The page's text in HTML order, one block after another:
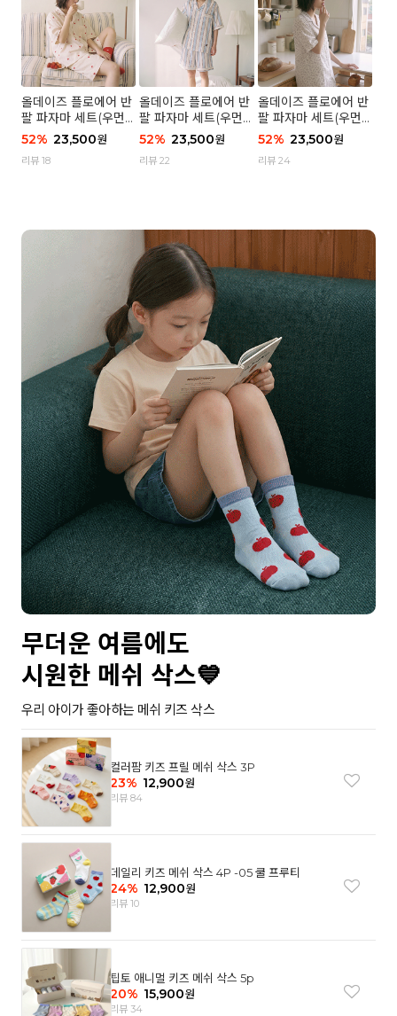
올데이즈 플로에어 반
팔 파자마 세트(우먼)
- 04 하트 컨페티
52% 23,500원
리뷰 18
올데이즈 플로에어 반
팔 파자마 세트(우먼)
- 03 브리즈 스트라이
52% 23,500원
리뷰 22
올데이즈 플로에어 반
팔 파자마 세트(우먼)
- 01 포슬 가든
52% 23,500원
리뷰 24
무더운 여름에도
시원한 메쉬 삭스💙
우리 아이가 좋아하는 메쉬 키즈 삭스
컬러팜 키즈 프릴 메쉬 삭스 3P
23% 12,900원
리뷰 84
데일리 키즈 메쉬 삭스 4P -05 쿨 프루티
24% 12,900원
리뷰 10
팁토 애니멀 키즈 메쉬 삭스 5p
20% 15,900원
리뷰 34